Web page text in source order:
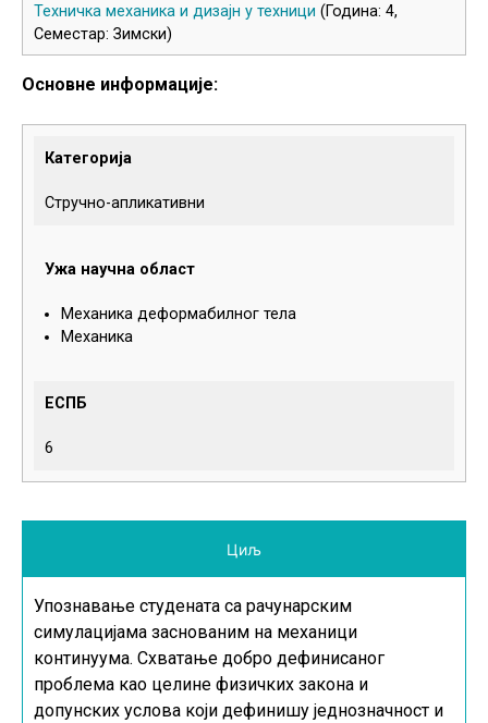
Техничка механика и дизајн у техници (Година: 4,
Семестар: Зимски)
Основне информације:
Категорија
Стручно-апликативни
Ужа научна област
Механика деформабилног тела
Механика
ЕСПБ
6
Циљ
Упознавање студената са рачунарским
симулацијама заснованим на механици
континуума. Схватање добро дефинисаног
проблема као целине физичких закона и
допунских услова који дефинишу једнозначност и